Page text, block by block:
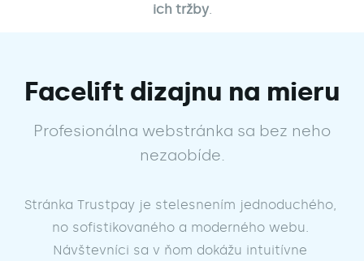
ich tržby.
Facelift dizajnu na mieru
Profesionálna webstránka sa bez neho
nezaobíde.
Stránka Trustpay je stelesnením jednoduchého,
no sofistikovaného a moderného webu.
Návštevníci sa v ňom dokážu intuitívne